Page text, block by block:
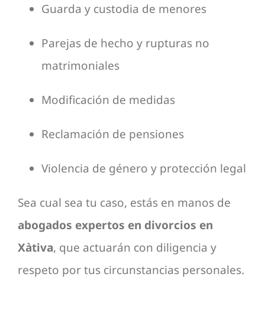
Guarda y custodia de menores
Parejas de hecho y rupturas no
matrimoniales
Modificación de medidas
Reclamación de pensiones
Violencia de género y protección legal
Sea cual sea tu caso, estás en manos de
abogados expertos en divorcios en
Xàtiva, que actuarán con diligencia y
respeto por tus circunstancias personales.